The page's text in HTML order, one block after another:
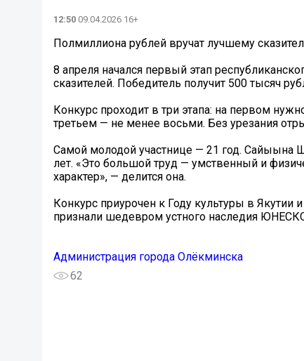
12:50 09.04.2026 16+
Полмиллиона рублей вручат лучшему
8 апреля начался первый этап
сказителей. Победитель получит 500 тысяч
Конкурс проходит в три этапа: на первом
третьем — не менее восьми. Без урезания
Самой молодой участнице — 21 год. Сайыына
лет. «Это большой труд — умственный и
характер», — делится она.
Конкурс приурочен к Году культуры в Якутии
признали шедевром устного наследия
Администрация города Олёкминска
62